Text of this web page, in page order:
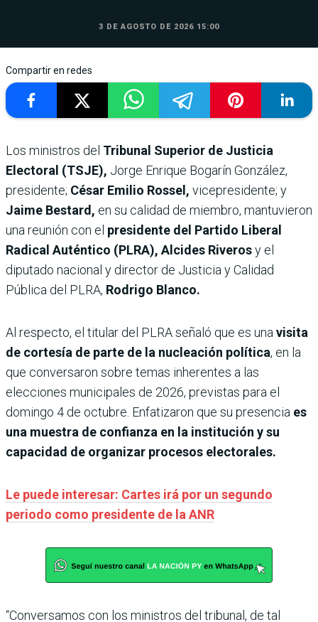
3 DE AGOSTO DE 2026 15:00
Compartir en redes
Los ministros del Tribunal Superior de Justicia
Electoral (TSJE), Jorge Enrique Bogarín González,
presidente; César Emilio Rossel, vicepresidente; y
Jaime Bestard, en su calidad de miembro, mantuvieron
una reunión con el presidente del Partido Liberal
Radical Auténtico (PLRA), Alcides Riverosy el
diputado nacional y director de Justicia y Calidad
Pública del PLRA, Rodrigo Blanco.
Al respecto, el titular del PLRA señaló que es una visita
de cortesía de parte de la nucleación política, en la
que conversaron sobre temas inherentes a las
elecciones municipales de 2026, previstas para el
domingo 4 de octubre. Enfatizaron que su presencia es
una muestra de confianza en la institución y su
capacidad de organizar procesos electorales.
Le puede interesar: Cartes irá por un segundo
periodo como presidente de la ANR
“Conversamos con los ministros del tribunal, de tal